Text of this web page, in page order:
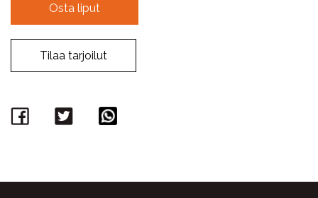
Osta liput
Tilaa tarjoilut
Facebook
Twitter